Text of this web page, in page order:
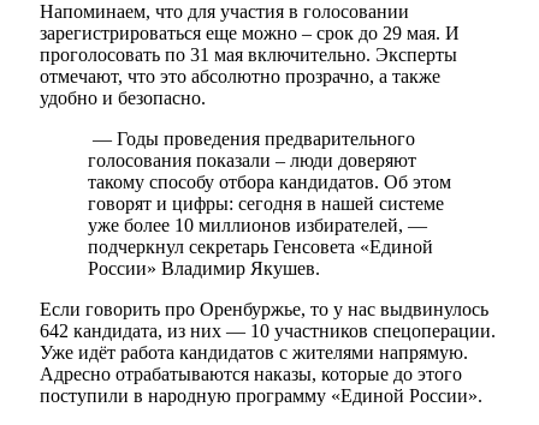
Напоминаем, что для участия в голосовании
зарегистрироваться еще можно – срок до 29 мая. И
проголосовать по 31 мая включительно. Эксперты
отмечают, что это абсолютно прозрачно, а также
удобно и безопасно.
— Годы проведения предварительного
голосования показали – люди доверяют
такому способу отбора кандидатов. Об этом
говорят и цифры: сегодня в нашей системе
уже более 10 миллионов избирателей, —
подчеркнул секретарь Генсовета «Единой
России» Владимир Якушев.
Если говорить про Оренбуржье, то у нас выдвинулось
642 кандидата, из них — 10 участников спецоперации.
Уже идёт работа кандидатов с жителями напрямую.
Адресно отрабатываются наказы, которые до этого
поступили в народную программу «Единой России».